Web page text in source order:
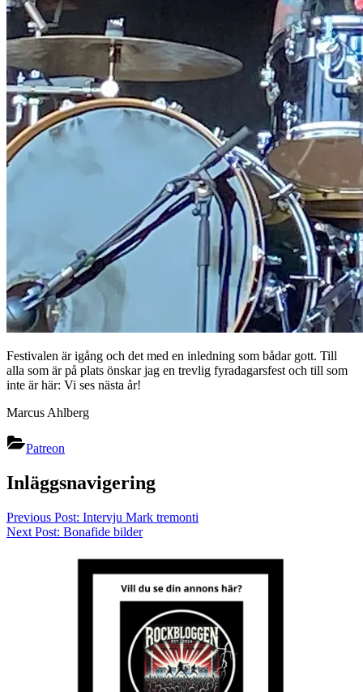
Festivalen är igång och det med en inledning som bådar gott. Till
alla som är på plats önskar jag en trevlig fyradagarsfest och till som
inte är här: Vi ses nästa år!
Marcus Ahlberg
Patreon
Inläggsnavigering
Previous Post: Intervju Mark tremonti
Next Post: Bonafide bilder